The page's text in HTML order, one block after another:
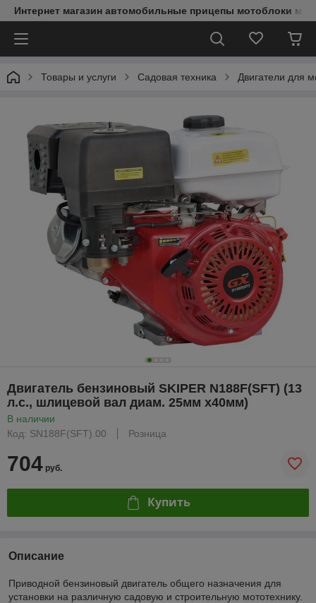
Интернет магазин автомобильные прицепы мотоблоки
Товары и услуги Садовая техника Двигатели для
Двигатель бензиновый SKIPER N188F(SFT) (13
л.с., шлицевой вал диам. 25мм х40мм)
В наличии
Код: SN188F(SFT).00
Розница
704 руб.
Купить
Описание
Приводной бензиновый двигатель общего назначения для
установки на различную садовую и строительную мототехнику.